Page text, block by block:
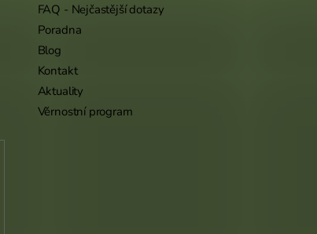
FAQ - Nejčastější dotazy
Poradna
Blog
Kontakt
Aktuality
Věrnostní program